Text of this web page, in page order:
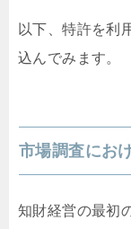
以下、特許を利
込んでみます。
市場調査にお
知財経営の最初